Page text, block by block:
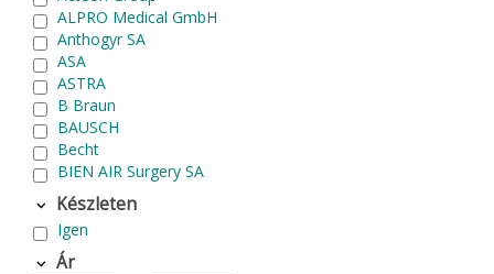
ALPRO Medical GmbH
Anthogyr SA
ASA
ASTRA
B Braun
BAUSCH
Becht
BIEN AIR Surgery SA
Bode Chemie
Cardex
Carlo de Giorgi srl
CATTANI SpA
Készleten
Igen
Ár